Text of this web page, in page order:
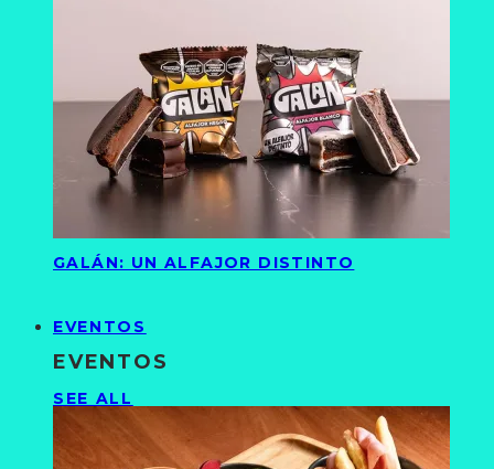
GALÁN: UN ALFAJOR DISTINTO
EVENTOS
EVENTOS
SEE ALL